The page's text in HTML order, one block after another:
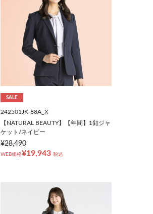
SALE
242501JK-88A_X
【NATURAL BEAUTY】【年間】1釦ジャ
ケット/ネイビー
¥28,490
WEB価格¥19,943 税込